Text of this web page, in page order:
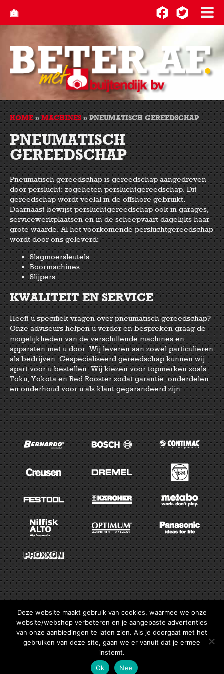
HOME»MACHINES»PNEUMATISCH GEREEDSCHAP
PNEUMATISCH
GEREEDSCHAP
Pneumatisch gereedschap is gereedschap aangedreven
door perslucht: zogeheten persluchtgereedschap. Dit
gereedschap wordt veelal in de offshore gebruikt.
Daarnaast bewijst persluchtgereedschap ook in garages,
servicewerkplaatsen en in de scheepvaart dagelijks haar
grote waarde. Al het voorkomende persluchtgereedschap
wordt door ons geleverd:
Slagmoersleutels
Boormachines
Slijpers
KWALITEIT EN SERVICE
Heeft u specifiek vragen over pneumatisch gereedschap?
Onze adviseurs helpen u verder en bespreken graag de
mogelijkheden van de verschillende machines en
apparaten met u door. Wij leveren aan zowel particulieren
als bedrijven. Gespecialiseerd gereedschap kunnen wij
apart voor u bestellen. Wij kiezen voor topmerken zoals
Toku, Yokota en Red Rooster zodat garantie, onderdelen
en onderhoud voor u als klant gegarandeerd zijn.
Industrieweg 2aa | 1785 AG
Deze website maakt gebruik van cookies, waarmee we onze
website/webshop verbeteren en je aangepaste advertenties
van onze aanbiedingen te laten zien. Als je doorgaat met het
gebruiken van deze site, gaan we er vanuit dat je ermee
instemt.
Ok
Nee